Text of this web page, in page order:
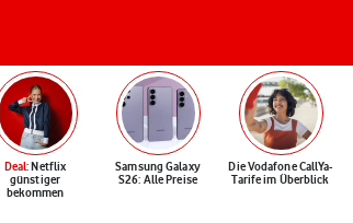
Deal: Netflix
günstiger
bekommen
Samsung Galaxy
S26: Alle Preise
Die Vodafone CallYa-
Tarife im Überblick